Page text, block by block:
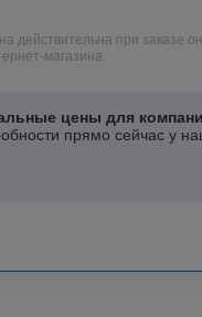
действительна при заказе
магазина.
цены для
прямо сейчас у